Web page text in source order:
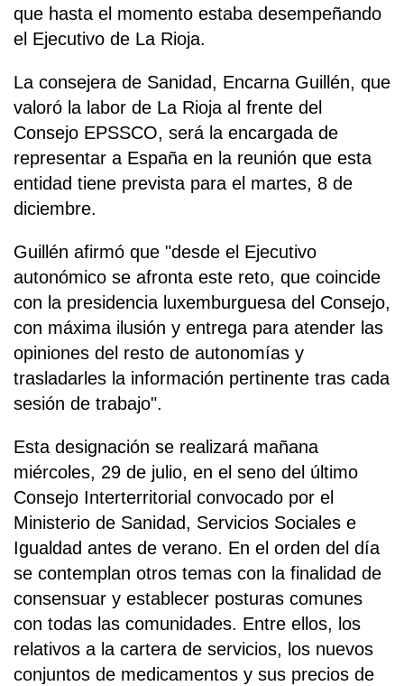
que hasta el momento estaba desempeñando
el Ejecutivo de La Rioja.
La consejera de Sanidad, Encarna Guillén, que
valoró la labor de La Rioja al frente del
Consejo EPSSCO, será la encargada de
representar a España en la reunión que esta
entidad tiene prevista para el martes, 8 de
diciembre.
Guillén afirmó que "desde el Ejecutivo
autonómico se afronta este reto, que coincide
con la presidencia luxemburguesa del Consejo,
con máxima ilusión y entrega para atender las
opiniones del resto de autonomías y
trasladarles la información pertinente tras cada
sesión de trabajo".
Esta designación se realizará mañana
miércoles, 29 de julio, en el seno del último
Consejo Interterritorial convocado por el
Ministerio de Sanidad, Servicios Sociales e
Igualdad antes de verano. En el orden del día
se contemplan otros temas con la finalidad de
consensuar y establecer posturas comunes
con todas las comunidades. Entre ellos, los
relativos a la cartera de servicios, los nuevos
conjuntos de medicamentos y sus precios de